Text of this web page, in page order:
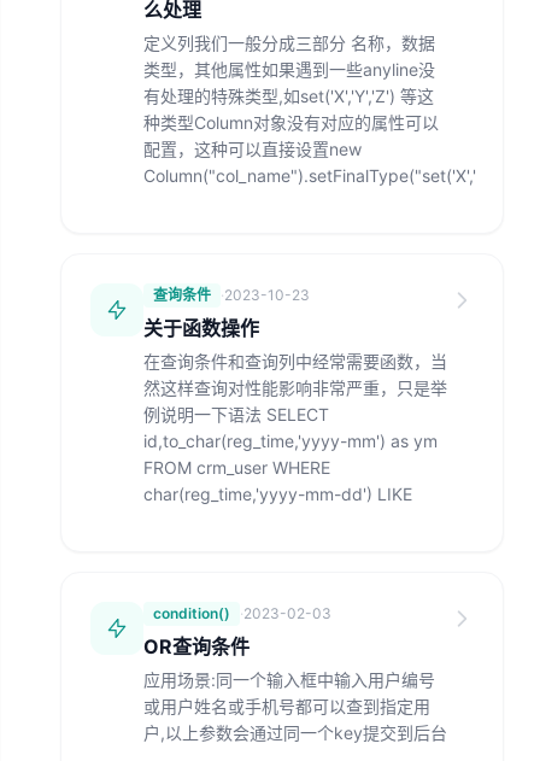
么处理
定义列我们一般分成三部分 名称，数据
类型，其他属性如果遇到一些anyline没
有处理的特殊类型,如set('X','Y','Z') 等这
种类型Column对象没有对应的属性可以
配置，这种可以直接设置new
Column("col_name").setFinalType("set('X','
查询条件 ·2023-10-23
关于函数操作
在查询条件和查询列中经常需要函数，当
然这样查询对性能影响非常严重，只是举
例说明一下语法 SELECT
id,to_char(reg_time,'yyyy-mm') as ym
FROM crm_user WHERE
char(reg_time,'yyyy-mm-dd') LIKE
condition() ·2023-02-03
OR查询条件
应用场景:同一个输入框中输入用户编号
或用户姓名或手机号都可以查到指定用
户,以上参数会通过同一个key提交到后台